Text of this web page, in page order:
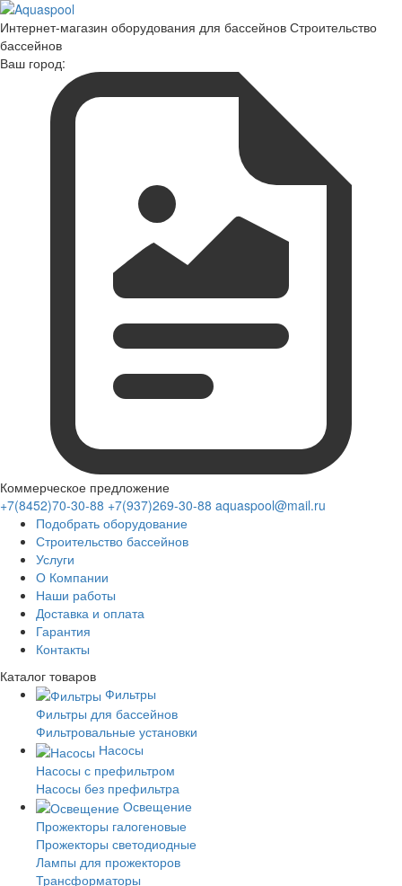
Интернет-магазин оборудования для бассейнов Строительство
бассейнов
Ваш город:
Коммерческое предложение
+7(8452)70-30-88 +7(937)269-30-88 aquaspool@mail.ru
Подобрать оборудование
Строительство бассейнов
Услуги
О Компании
Наши работы
Доставка и оплата
Гарантия
Контакты
Каталог товаров
Фильтры
Фильтры для бассейнов
Фильтровальные установки
Насосы
Насосы с префильтром
Насосы без префильтра
Освещение
Прожекторы галогеновые
Прожекторы светодиодные
Лампы для прожекторов
Трансформаторы